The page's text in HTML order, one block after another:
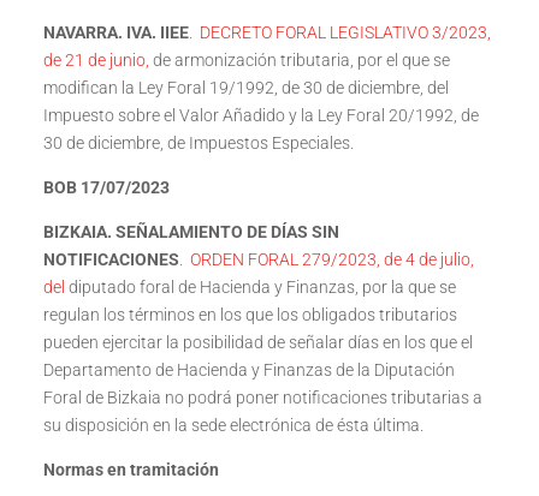
NAVARRA. IVA. IIEE. DECRETO FORAL LEGISLATIVO 3/2023,
de 21 de junio, de armonización tributaria, por el que se
modifican la Ley Foral 19/1992, de 30 de diciembre, del
Impuesto sobre el Valor Añadido y la Ley Foral 20/1992, de
30 de diciembre, de Impuestos Especiales.
BOB 17/07/2023
BIZKAIA. SEÑALAMIENTO DE DÍAS SIN
NOTIFICACIONES
ORDEN FORAL 279/2023, de 4 de julio,
del diputado foral de Hacienda y Finanzas, por la que se
regulan los términos en los que los obligados tributarios
pueden ejercitar la posibilidad de señalar días en los que el
Departamento de Hacienda y Finanzas de la Diputación
Foral de Bizkaia no podrá poner notificaciones tributarias a
su disposición en la sede electrónica de ésta última.
Normas en tramitación